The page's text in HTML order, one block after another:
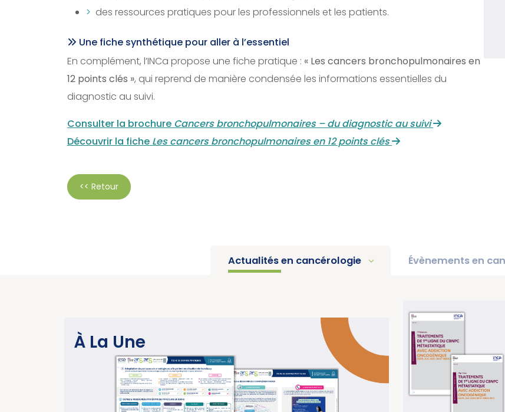
des ressources pratiques pour les professionnels et les patients.
Une fiche synthétique pour aller à l’essentiel
En complément, l’INCa propose une fiche pratique : « Les cancers bronchopulmonaires en
12 points clés », qui reprend de manière condensée les informations essentielles du
diagnostic au suivi.
Consulter la brochure Cancers bronchopulmonaires – du diagnostic au suivi
Découvrir la fiche Les cancers bronchopulmonaires en 12 points clés
<< Retour
Actualités en cancérologie Évènements en
À La Une
Parution du rapport d’activité 2025 « Une
année charnière pour la lutte contre les
cancers » (Institut National du Cancer)
15/07/2026 EN SAVOIR PLUS
DIAGNOSTIC ET
Publication d’un
traitements de 1re
métastatique
oncogénique,
synthèse et
(Institut National